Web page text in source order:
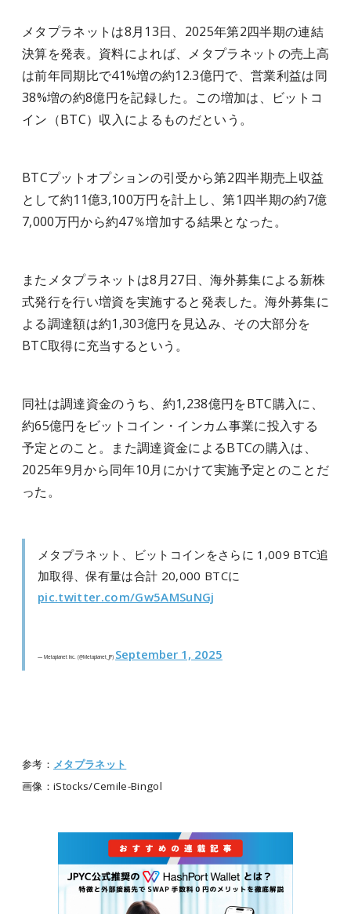
メタプラネットは8月13日、2025年第2四半期の連結
決算を発表。資料によれば、メタプラネットの売上高
は前年同期比で41%増の約12.3億円で、営業利益は同
38%増の約8億円を記録した。この増加は、ビットコ
イン（BTC）収入によるものだという。
BTCプットオプションの引受から第2四半期売上収益
として約11億3,100万円を計上し、第1四半期の約7億
7,000万円から約47％増加する結果となった。
またメタプラネットは8月27日、海外募集による新株
式発行を行い増資を実施すると発表した。海外募集に
よる調達額は約1,303億円を見込み、その大部分を
BTC取得に充当するという。
同社は調達資金のうち、約1,238億円をBTC購入に、
約65億円をビットコイン・インカム事業に投入する
予定とのこと。また調達資金によるBTCの購入は、
2025年9月から同年10月にかけて実施予定とのことだ
った。
メタプラネット、ビットコインをさらに 1,009 BTC追
加取得、保有量は合計 20,000 BTCに
pic.twitter.com/Gw5AMSuNGj
— Metaplanet Inc. (@Metaplanet_JP) September 1, 2025
参考： メタプラネット
画像：iStocks/Cemile-Bingol